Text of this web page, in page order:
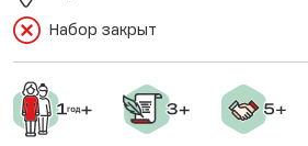
Набор закрыт